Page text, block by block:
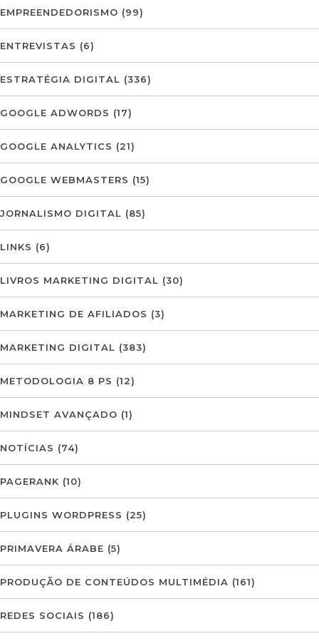
EMPREENDEDORISMO (99)
ENTREVISTAS (6)
ESTRATÉGIA DIGITAL (336)
GOOGLE ADWORDS (17)
GOOGLE ANALYTICS (21)
GOOGLE WEBMASTERS (15)
JORNALISMO DIGITAL (85)
LINKS (6)
LIVROS MARKETING DIGITAL (30)
MARKETING DE AFILIADOS (3)
MARKETING DIGITAL (383)
METODOLOGIA 8 PS (12)
MINDSET AVANÇADO (1)
NOTÍCIAS (74)
PAGERANK (10)
PLUGINS WORDPRESS (25)
PRIMAVERA ÁRABE (5)
PRODUÇÃO DE CONTEÚDOS MULTIMÉDIA (161)
REDES SOCIAIS (186)